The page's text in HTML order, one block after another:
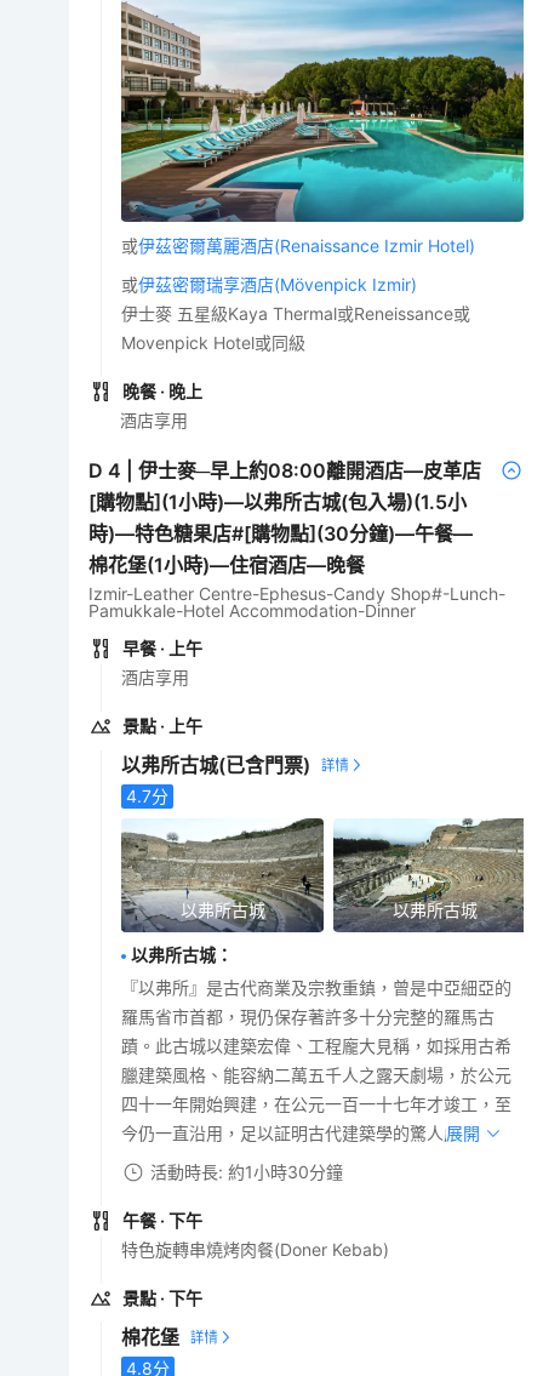
或伊茲密爾萬麗酒店(Renaissance Izmir Hotel)
或伊茲密爾瑞享酒店(Mövenpick Izmir)
伊士麥 五星級Kaya Thermal或Reneissance或
Movenpick Hotel或同級
晚餐 · 晚上
酒店享用
D4 |伊士麥─早上約08:00離開酒店—皮革店
[購物點](1小時)—以弗所古城(包入場)(1.5小
時)—特色糖果店#[購物點](30分鐘)—午餐—
棉花堡(1小時)—住宿酒店—晚餐
Izmir-Leather Centre-Ephesus-Candy Shop#-Lunch-
Pamukkale-Hotel Accommodation-Dinner
早餐 · 上午
酒店享用
景點 · 上午
以弗所古城(已含門票)
4.7分
以弗所古城 以弗所古城
以弗所古城：
『以弗所』是古代商業及宗教重鎮，曾是中亞細亞的
羅馬省市首都，現仍保存著許多十分完整的羅馬古
蹟。此古城以建築宏偉、工程龐大見稱，如採用古希
臘建築風格、能容納二萬五千人之露天劇場，於公元
四十一年開始興建，在公元一百一十七年才竣工，至
今仍一直沿用，足以証明古代建築學的驚人成就。
展開
活動時長: 約1小時30分鐘
午餐 · 下午
特色旋轉串燒烤肉餐(Doner Kebab)
景點 · 下午
棉花堡
4.8分